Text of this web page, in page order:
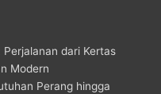
dari Kertas
Modern
Perang hingga